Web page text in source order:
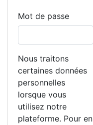
Mot de passe
Nous traitons
certaines données
personnelles
lorsque vous
utilisez notre
plateforme. Pour en